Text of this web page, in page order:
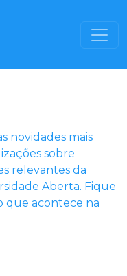
novidades mais
sobre
relevantes da
Aberta. Fique
que acontece na